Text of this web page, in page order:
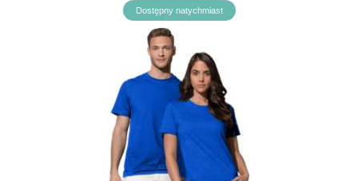
Dostępny natychmiast